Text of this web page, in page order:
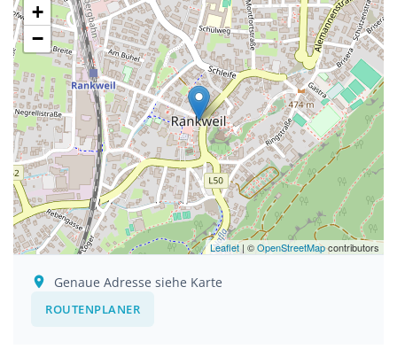
+
−
Leaflet| ©OpenStreetMapcontributors
Genaue Adresse siehe Karte
ROUTENPLANER